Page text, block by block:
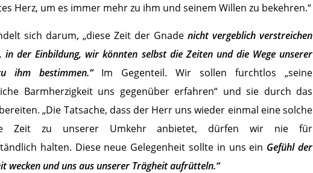
Herz, um es immer mehr zu ihm und seinem Willen zu bekehren.“
sich darum, „diese Zeit der Gnade nicht vergeblich verstreichen
in der Einbildung, wir könnten selbst die Zeiten und die Wege unserer
ihm bestimmen.“ Im Gegenteil. Wir sollen furchtlos „seine
Barmherzigkeit uns gegenüber erfahren“ und sie durch das
„Die Tatsache, dass der Herr uns wieder einmal eine solche
Zeit zu unserer Umkehr anbietet, dürfen wir nie für
halten. Diese neue Gelegenheit sollte in uns ein Gefühl der
wecken und uns aus unserer Trägheit aufrütteln.“